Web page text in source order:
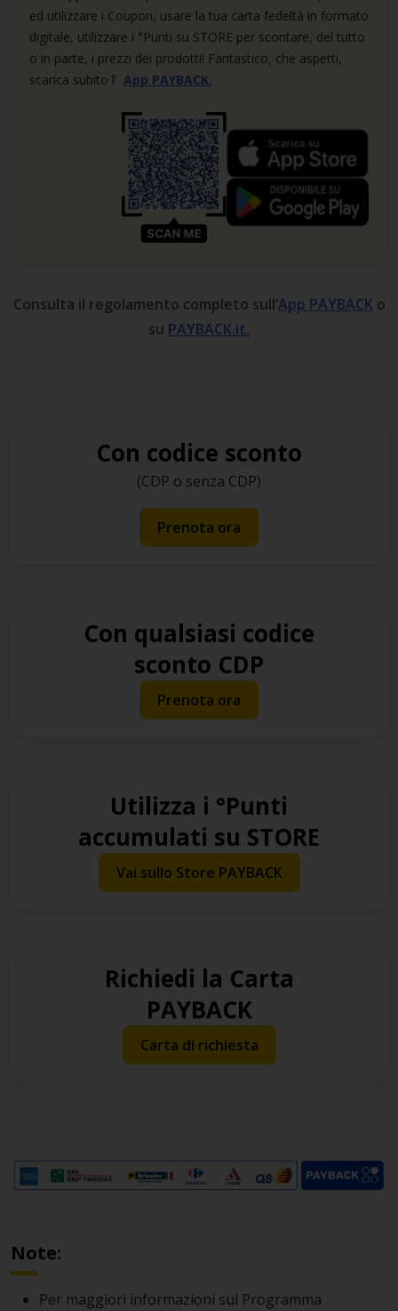
ed utilizzare i Coupon, usare la tua carta fedeltà in formato
digitale, utilizzare i °Punti su STORE per scontare, del tutto
o in parte, i prezzi dei prodotti! Fantastico, che aspetti,
scarica subito l’ App PAYBACK.
Consulta il regolamento completo sull’App PAYBACK o
su PAYBACK.it.
Con codice sconto
(CDP o senza CDP)
Prenota ora
Con qualsiasi codice
sconto CDP
Prenota ora
Utilizza i °Punti
accumulati su STORE
Vai sullo Store PAYBACK
Richiedi la Carta
PAYBACK
Carta di richiesta
Note:
Per maggiori informazioni sul Programma